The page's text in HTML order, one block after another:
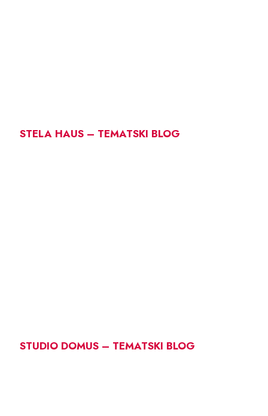
STELA HAUS – TEMATSKI BLOG
STUDIO DOMUS – TEMATSKI BLOG